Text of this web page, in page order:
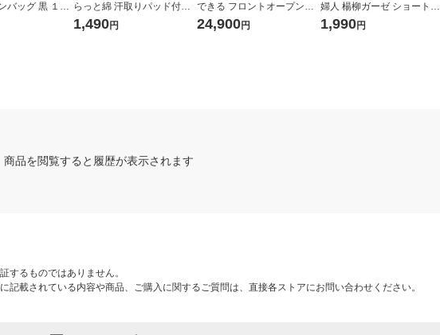
バッグ 黒 １８
５×３０ｃｍ 良
らっと綿 汗取りパッド付き
フレンチスリーブ 婦人Ｓ 黒
1,490円
できる フロントオープンキ
ャリーケース（３２Ｌ） 黒
24,900円
婦人 楊柳ガーゼ ショートカ
ーディガン 婦人Ｍ オフ白 良
1,990円
商品を閲覧すると履歴が表示されます
するものではありません。
載されている内容や商品、ご購入に関するご質問は、直接各ストアにお問い合わせください。